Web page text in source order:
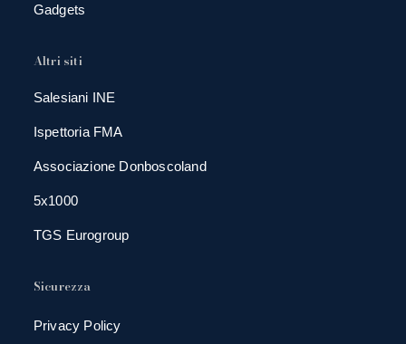
Gadgets
Altri siti
Salesiani INE
Ispettoria FMA
Associazione Donboscoland
5x1000
TGS Eurogroup
Sicurezza
Privacy Policy